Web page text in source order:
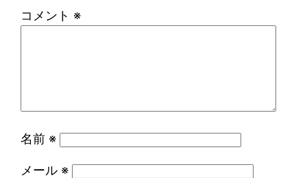
コメント ※
名前 ※
メール ※